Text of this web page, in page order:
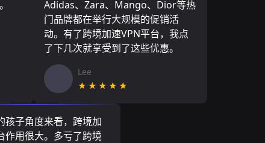
Adidas、Zara、Mango、Dior等热
门品牌都在举行大规模的促销活
动。有了跨境加速VPN平台，我点
了下几次就享受到了这些优惠。
Lee
★★★★★
孩子角度来看，跨境加
作用很大。多亏了跨境